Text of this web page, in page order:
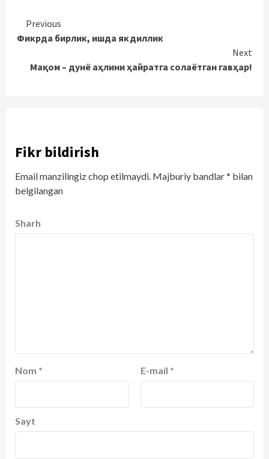
Continue
Reading
Previous
Фикрда бирлик, ишда якдиллик
Next
Мақом – дунё аҳлини ҳайратга солаётган гавҳар!
Fikr bildirish
Email manzilingiz chop etilmaydi. Majburiy bandlar* bilan
belgilangan
Sharh
Nom * E-mail *
Sayt